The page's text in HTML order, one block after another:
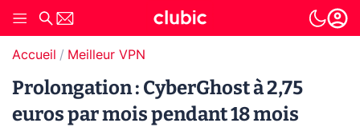
Accueil Meilleur VPN
Prolongation : CyberGhost à 2,75
euros par mois pendant 18 mois